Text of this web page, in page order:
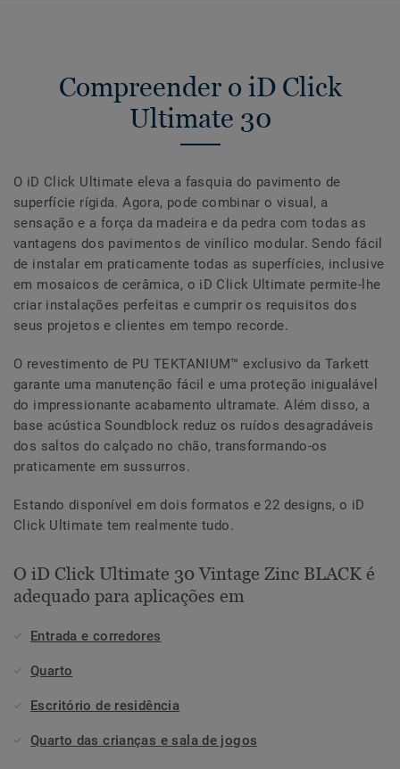
Compreender o iD Click
Ultimate 30
O iD Click Ultimate eleva a fasquia do pavimento de
superfície rígida. Agora, pode combinar o visual, a
sensação e a força da madeira e da pedra com todas as
vantagens dos pavimentos de vinílico modular. Sendo fácil
de instalar em praticamente todas as superfícies, inclusive
em mosaicos de cerâmica, o iD Click Ultimate permite-lhe
criar instalações perfeitas e cumprir os requisitos dos
seus projetos e clientes em tempo recorde.
O revestimento de PU TEKTANIUM™ exclusivo da Tarkett
garante uma manutenção fácil e uma proteção inigualável
do impressionante acabamento ultramate. Além disso, a
base acústica Soundblock reduz os ruídos desagradáveis
dos saltos do calçado no chão, transformando-os
praticamente em sussurros.
Estando disponível em dois formatos e 22 designs, o iD
Click Ultimate tem realmente tudo.
O iD Click Ultimate 30 Vintage Zinc BLACK é
adequado para aplicações em
Entrada e corredores
Quarto
Escritório de residência
Quarto das crianças e sala de jogos